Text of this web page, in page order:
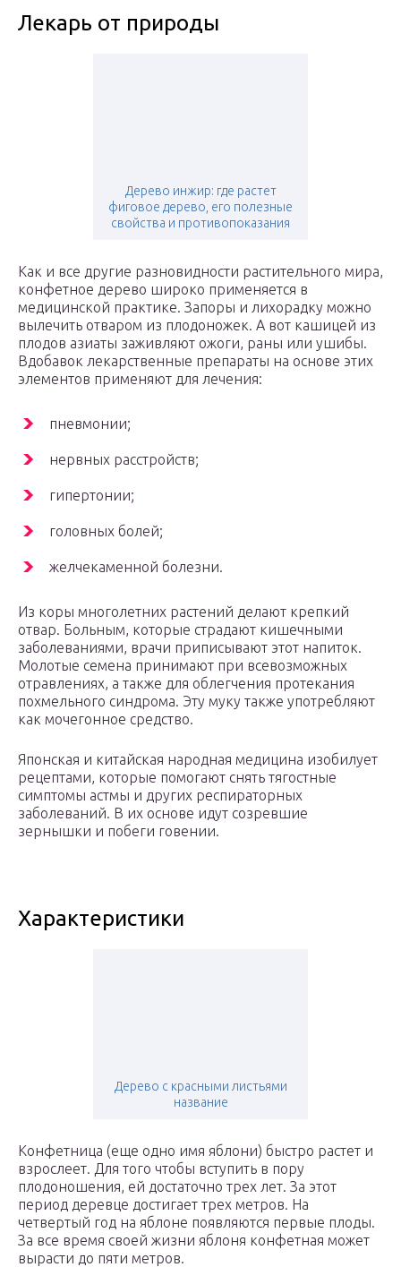
Лекарь от природы
Дерево инжир: где растет
фиговое дерево, его полезные
свойства и противопоказания
Как и все другие разновидности растительного мира,
конфетное дерево широко применяется в
медицинской практике. Запоры и лихорадку можно
вылечить отваром из плодоножек. А вот кашицей из
плодов азиаты заживляют ожоги, раны или ушибы.
Вдобавок лекарственные препараты на основе этих
элементов применяют для лечения:
пневмонии;
нервных расстройств;
гипертонии;
головных болей;
желчекаменной болезни.
Из коры многолетних растений делают крепкий
отвар. Больным, которые страдают кишечными
заболеваниями, врачи приписывают этот напиток.
Молотые семена принимают при всевозможных
отравлениях, а также для облегчения протекания
похмельного синдрома. Эту муку также употребляют
как мочегонное средство.
Японская и китайская народная медицина изобилует
рецептами, которые помогают снять тягостные
симптомы астмы и других респираторных
заболеваний. В их основе идут созревшие
зернышки и побеги говении.
Характеристики
Дерево с красными листьями
название
Конфетница (еще одно имя яблони) быстро растет и
взрослеет. Для того чтобы вступить в пору
плодоношения, ей достаточно трех лет. За этот
период деревце достигает трех метров. На
четвертый год на яблоне появляются первые плоды.
За все время своей жизни яблоня конфетная может
вырасти до пяти метров.